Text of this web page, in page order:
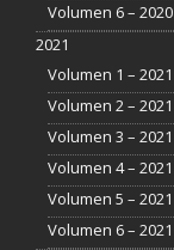
Volumen 6 – 2020
2021
Volumen 1 – 2021
Volumen 2 – 2021
Volumen 3 – 2021
Volumen 4 – 2021
Volumen 5 – 2021
Volumen 6 – 2021